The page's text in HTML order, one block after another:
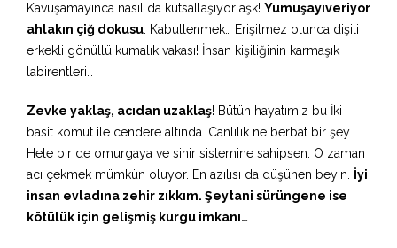
Kavuşamayınca nasıl da kutsallaşıyor aşk! Yumuşayıveriyor
ahlakın çiğ dokusu . Kabullenmek… Erişilmez olunca dişili
erkekli gönüllü kumalık vakası! İnsan kişiliğinin karmaşık
labirentleri…
Zevke yaklaş, acıdan uzaklaş! Bütün hayatımız bu İki
basit komut ile cendere altında. Canlılık ne berbat bir şey.
Hele bir de omurgaya ve sinir sistemine sahipsen. O zaman
acı çekmek mümkün oluyor. En azılısı da düşünen beyin. İyi
insan evladına zehir zıkkım. Şeytani sürüngene ise
kötülük için gelişmiş kurgu imkanı…